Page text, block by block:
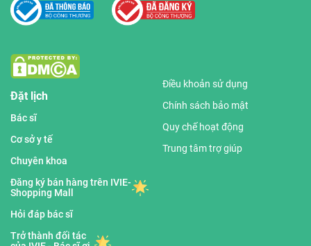
Đặt lịch
Bác sĩ
Cơ sở y tế
Chuyên khoa
Đăng ký bán hàng trên IVIE-
Shopping Mall
Hỏi đáp bác sĩ
Trở thành đối tác
Điều khoản sử dụng
Chính sách bảo mật
Quy chế hoạt động
Trung tâm trợ giúp